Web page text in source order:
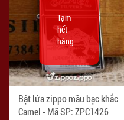
Bật lửa zippo mầu bạc khắc
Camel - Mã SP: ZPC1426
Tạm
hết
hàng